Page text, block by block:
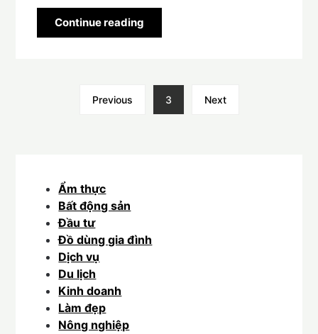
Continue reading
Previous 3 Next
Ẩm thực
Bất động sản
Đầu tư
Đồ dùng gia đình
Dịch vụ
Du lịch
Kinh doanh
Làm đẹp
Nông nghiệp